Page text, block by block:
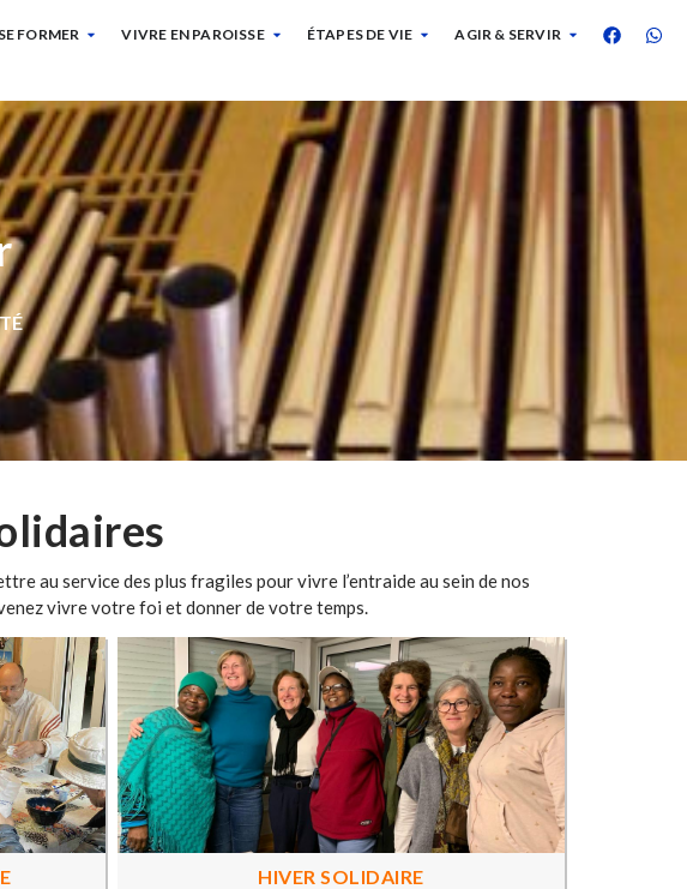
FORMER VIVRE EN PAROISSE ÉTAPES DE VIE AGIR & SERVIR
au service des plus fragiles pour vivre l’entraide au sein de nos
vivre votre foi et donner de votre temps.
HIVER SOLIDAIRE